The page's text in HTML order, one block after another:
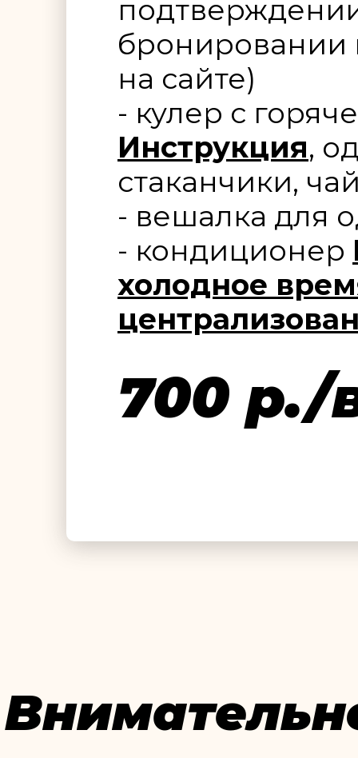
бронировании
на сайте)
- кулер с
Инструкция,
стаканчики,
- вешалка для
- кондиционер
холодное
700 р./